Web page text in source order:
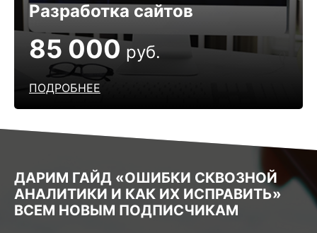
Разработка сайтов
ПОДРОБНЕЕ
85 000 руб.
ДАРИМ ГАЙД «ОШИБКИ СКВОЗНОЙ
АНАЛИТИКИ И КАК ИХ ИСПРАВИТЬ»
ВСЕМ НОВЫМ ПОДПИСЧИКАМ